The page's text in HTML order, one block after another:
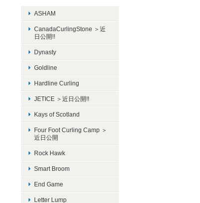
ASHAM
CanadaCurlingStone ＞近
日公開!!
Dynasty
Goldline
Hardline Curling
JETICE ＞近日公開!!
Kays of Scotland
Four Foot Curling Camp ＞
近日公開
Rock Hawk
Smart Broom
End Game
Letter Lump